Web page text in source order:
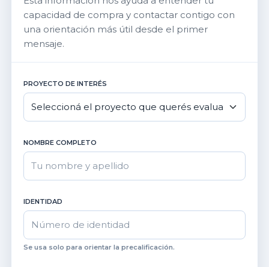
capacidad de compra y contactar contigo con
una orientación más útil desde el primer
mensaje.
PROYECTO DE INTERÉS
NOMBRE COMPLETO
IDENTIDAD
Se usa solo para orientar la precalificación.